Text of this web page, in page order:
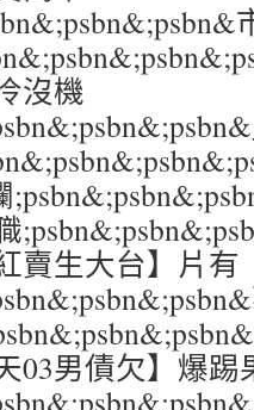
沒機
賣生大台】片有
03男債欠】爆踢